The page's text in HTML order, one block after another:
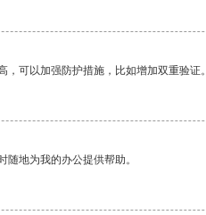
可以加强防护措施，比如增加双重验证。
地为我的办公提供帮助。